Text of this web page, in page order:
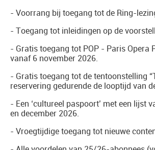
- Voorrang bij toegang tot de Ring-
- Toegang tot inleidingen op de
- Gratis toegang tot POP - Paris Opera
vanaf 6 november 2026.
- Gratis toegang tot de tentoonstelling
reservering gedurende de looptijd van
- Een ‘cultureel paspoort’ met een
en december 2026.
- Vroegtijdige toegang tot nieuwe